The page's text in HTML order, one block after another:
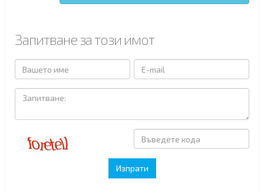
Запитване за този имот